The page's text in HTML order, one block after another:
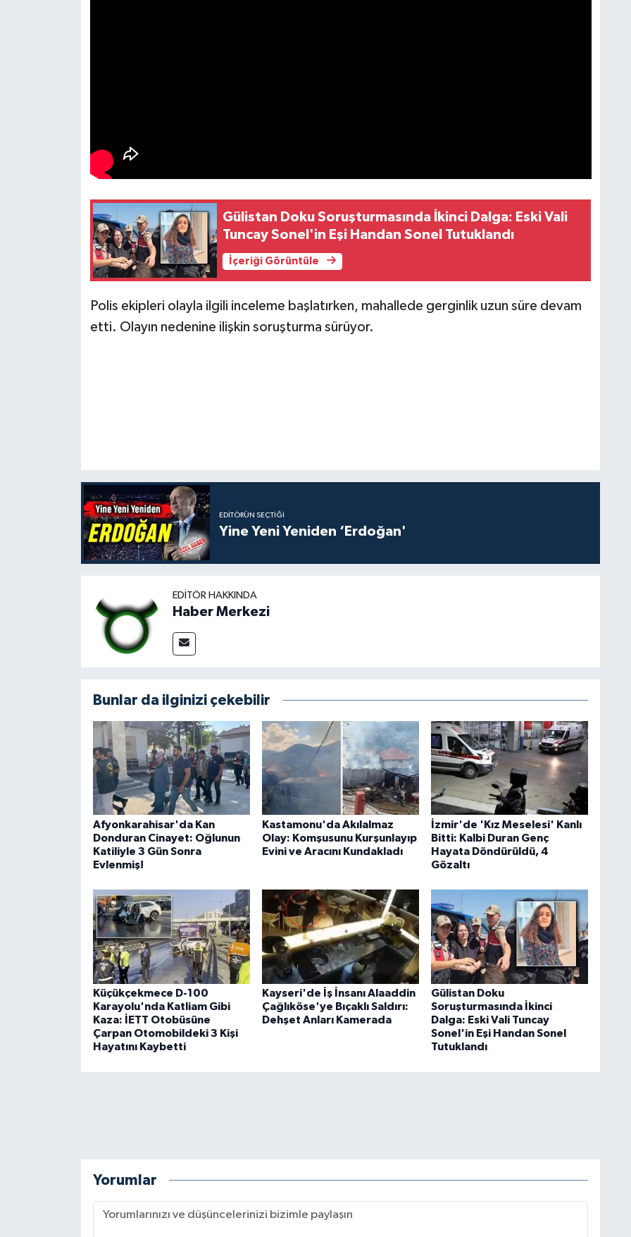
Gülistan Doku Soruşturmasında İkinci Dalga: Eski Vali
Tuncay Sonel'in Eşi Handan Sonel Tutuklandı
İçeriği Görüntüle
Polis ekipleri olayla ilgili inceleme başlatırken, mahallede gerginlik uzun süre devam
etti. Olayın nedenine ilişkin soruşturma sürüyor.
EDITÖRÜN SEÇTIĞI
Yine Yeni Yeniden ‘Erdoğan'
EDITÖR HAKKINDA
Haber Merkezi
Bunlar da ilginizi çekebilir
Afyonkarahisar'da Kan
Donduran Cinayet: Oğlunun
Katiliyle 3 Gün Sonra
Evlenmiş!
Kastamonu'da Akılalmaz
Olay: Komşusunu Kurşunlayıp
Evini ve Aracını Kundakladı
İzmir'de 'Kız Meselesi' Kanlı
Bitti: Kalbi Duran Genç
Hayata Döndürüldü, 4
Gözaltı
Küçükçekmece D-100
Karayolu'nda Katliam Gibi
Kaza: İETT Otobüsüne
Çarpan Otomobildeki 3 Kişi
Hayatını Kaybetti
Kayseri'de İş İnsanı Alaaddin
Çağlıköse'ye Bıçaklı Saldırı:
Dehşet Anları Kamerada
Gülistan Doku
Soruşturmasında İkinci
Dalga: Eski Vali Tuncay
Sonel'in Eşi Handan Sonel
Tutuklandı
Yorumlar